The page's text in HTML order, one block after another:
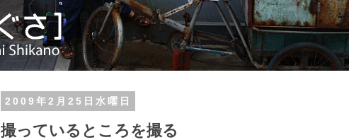
2009年2月25日水曜日
撮っているところを撮る